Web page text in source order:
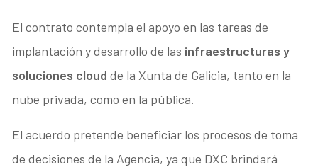
El contrato contempla el apoyo en las tareas de
implantación y desarrollo de las infraestructuras y
soluciones cloudde la Xunta de Galicia, tanto en la
nube privada, como en la pública.
El acuerdo pretende beneficiar los procesos de toma
de decisiones de la Agencia, ya que DXC brindará